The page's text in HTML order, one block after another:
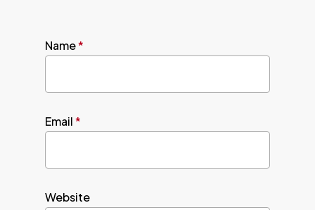
Name*
Email*
Website